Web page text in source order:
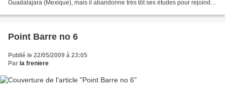
Guadalajara (Mexique), mais il abandonne très tôt ses études pour rejoindre
Point Barre no 6
Publié le 22/05/2009 à 23:05
Par la freniere